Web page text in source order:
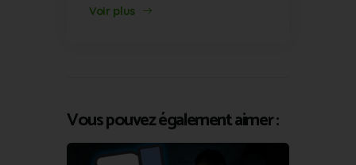
Voir plus
Vous pouvez également aimer :